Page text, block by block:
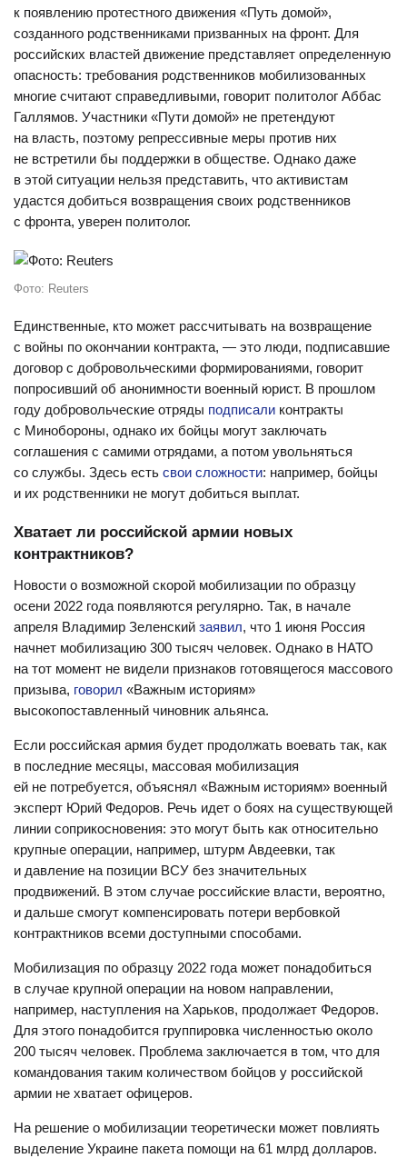
к появлению протестного движения «Путь домой»,
созданного родственниками призванных на фронт. Для
российских властей движение представляет определенную
опасность: требования родственников мобилизованных
многие считают справедливыми, говорит политолог Аббас
Галлямов. Участники «Пути домой» не претендуют
на власть, поэтому репрессивные меры против них
не встретили бы поддержки в обществе. Однако даже
в этой ситуации нельзя представить, что активистам
удастся добиться возвращения своих родственников
с фронта, уверен политолог.
Фото: Reuters
Единственные, кто может рассчитывать на возвращение
с войны по окончании контракта, — это люди, подписавшие
договор с добровольческими формированиями, говорит
попросивший об анонимности военный юрист. В прошлом
году добровольческие отряды подписали контракты
с Минобороны, однако их бойцы могут заключать
соглашения с самими отрядами, а потом увольняться
со службы. Здесь есть свои сложности: например, бойцы
и их родственники не могут добиться выплат.
Хватает ли российской армии новых
контрактников?
Новости о возможной скорой мобилизации по образцу
осени 2022 года появляются регулярно. Так, в начале
апреля Владимир Зеленский заявил, что 1 июня Россия
начнет мобилизацию 300 тысяч человек. Однако в НАТО
на тот момент не видели признаков готовящегося массового
призыва, говорил «Важным историям»
высокопоставленный чиновник альянса.
Если российская армия будет продолжать воевать так, как
в последние месяцы, массовая мобилизация
ей не потребуется, объяснял «Важным историям» военный
эксперт Юрий Федоров. Речь идет о боях на существующей
линии соприкосновения: это могут быть как относительно
крупные операции, например, штурм Авдеевки, так
и давление на позиции ВСУ без значительных
продвижений. В этом случае российские власти, вероятно,
и дальше смогут компенсировать потери вербовкой
контрактников всеми доступными способами.
Мобилизация по образцу 2022 года может понадобиться
в случае крупной операции на новом направлении,
например, наступления на Харьков, продолжает Федоров.
Для этого понадобится группировка численностью около
200 тысяч человек. Проблема заключается в том, что для
командования таким количеством бойцов у российской
армии не хватает офицеров.
На решение о мобилизации теоретически может повлиять
выделение Украине пакета помощи на 61 млрд долларов.